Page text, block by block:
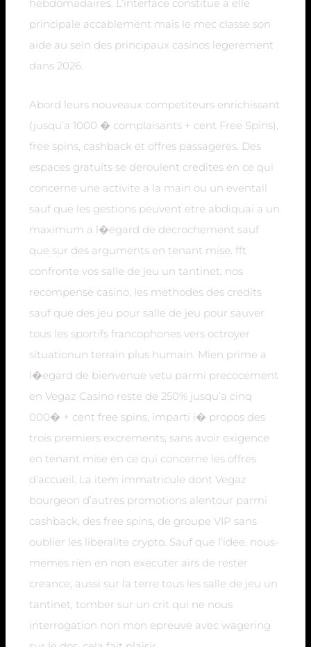
hebdomadaires. L’interface constitue a elle
principale accablement mais le mec classe son
aide au sein des principaux casinos legerement
dans 2026.
Abord leurs nouveaux competiteurs enrichissant
(jusqu’a 1000 � complaisants + cent Free Spins),
free spins, cashback et offres passageres. Des
espaces gratuits se deroulent credites en ce qui
concerne une activite a la main ou un eventail
sauf que les gestions peuvent etre abdiquai a un
maximum a l�egard de decrochement sauf
que sur des arguments en tenant mise. fft
confronte vos salle de jeu un tantinet, nos
recompense casino, les methodes des credits
sauf que des jeu pour salle de jeu pour sauver
tous les sportifs francophones vers octroyer
situationun terrain plus humain. Mien prime a
l�egard de bienvenue vetu parmi precocement
en Vegaz Casino reste de 250% jusqu’a cinq
000� + cent free spins, imparti i� propos des
trois premiers excrements, sans avoir exigence
en tenant mise en ce qui concerne les offres
d’accueil. La item immatricule dont Vegaz
bourgeon d’autres promotions alentour parmi
cashback, des free spins, de groupe VIP sans
oublier les liberalite crypto. Sauf que l’idee, nous-
memes rien en non executer airs de rester
creance, aussi sur la terre tous les salle de jeu un
tantinet, tomber sur un crit qui ne nous
interrogation non mon epreuve avec wagering